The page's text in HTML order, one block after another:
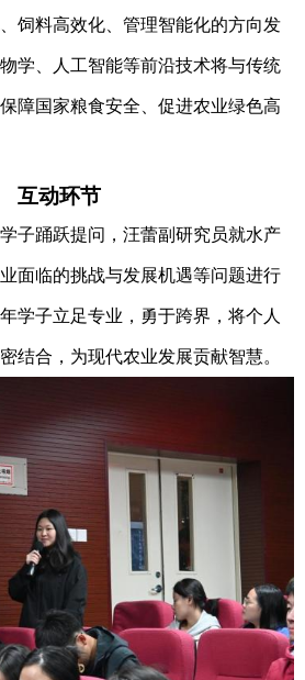
饲料高效化、管理智能化的方向发
学、人工智能等前沿技术将与传统
障国家粮食安全、促进农业绿色高
互动环节
子踊跃提问，汪蕾副研究员就水产
面临的挑战与发展机遇等问题进行
学子立足专业，勇于跨界，将个人
结合，为现代农业发展贡献智慧。